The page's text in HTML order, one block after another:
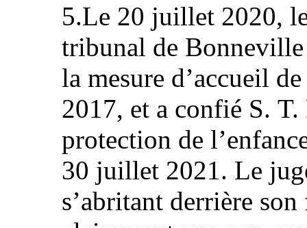
5.Le 20 juillet 2020,
tribunal de Bonneville
la mesure d’accueil
2017, et a confié S.
protection de
30 juillet 2021. Le
s’abritant derrière